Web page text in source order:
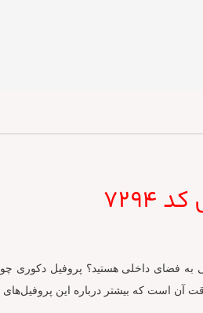
به فضای داخلی هستید؟ پروفیل
آن است که بیشتر درباره این پروفیل‌های